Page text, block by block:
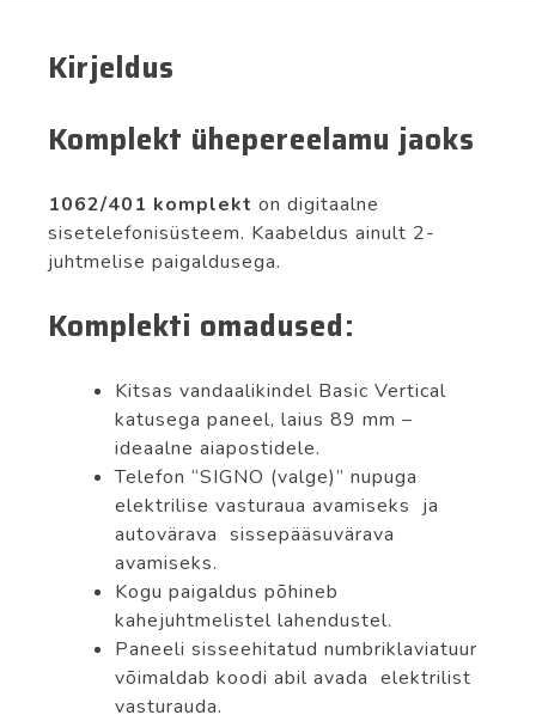
Kirjeldus
Komplekt ühepereelamu jaoks
1062/401 komplekt on digitaalne
sisetelefonisüsteem. Kaabeldus ainult 2-
juhtmelise paigaldusega.
Komplekti omadused:
Kitsas vandaalikindel Basic Vertical
katusega paneel, laius 89 mm –
ideaalne aiapostidele.
Telefon “SIGNO (valge)” nupuga
elektrilise vasturaua avamiseks ja
autovärava sissepääsuvärava
avamiseks.
Kogu paigaldus põhineb
kahejuhtmelistel lahendustel.
Paneeli sisseehitatud numbriklaviatuur
võimaldab koodi abil avada elektrilist
vasturauda.